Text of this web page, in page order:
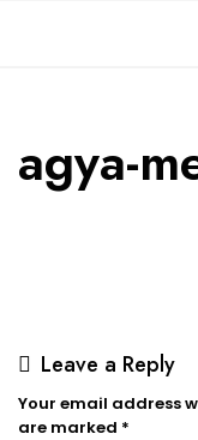
agya-
Leave a Reply
Your email address
are marked *